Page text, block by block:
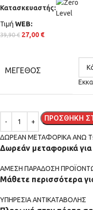
Κατασκευαστής:
Τιμή WΕΒ:
39,90€ 27,00 €
ΜΈΓΕΘΟΣ
ΠΡΟΣΘΉΚΗ
ΔΩΡΕΑΝ ΜΕΤΑΦΟΡΙΚΑ ΑΝΩ
Δωρεάν μεταφορικά
ΑMEΣΗ ΠΑΡΑΔΟΣΗ
Μάθετε περισσότερα
ΥΠΗΡΕΣΙΑ ΑΝΤΙΚΑΤΑΒΟΛΗΣ